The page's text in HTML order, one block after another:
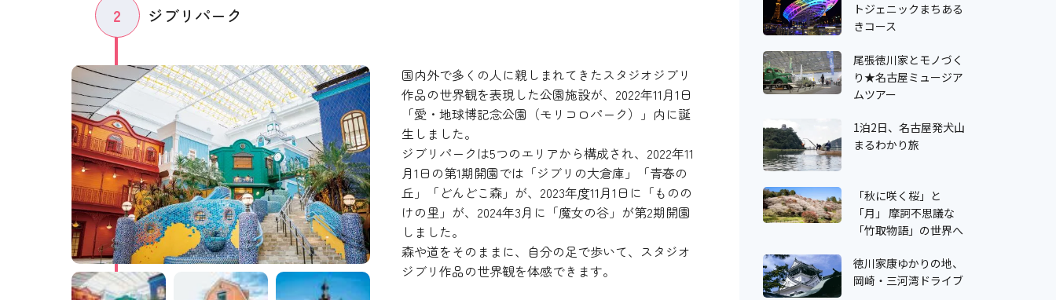
2 ジブリパーク
国内外で多くの人に親しまれてきたスタジオジブリ
作品の世界観を表現した公園施設が、2022年11月1日
「愛・地球博記念公園（モリコロパーク）」内に誕
生しました。
ジブリパークは5つのエリアから構成され、2022年11
月1日の第1期開園では「ジブリの大倉庫」「青春の
丘」「どんどこ森」が、2023年度11月1日に「ものの
けの里」が、2024年3月に「魔女の谷」が第2期開園
しました。
森や道をそのままに、自分の足で歩いて、スタジオ
ジブリ作品の世界観を体感できます。
トジェニックまちある
きコース
尾張徳川家とモノづく
り★名古屋ミュージア
ムツアー
1泊2日、名古屋発犬山
まるわかり旅
「秋に咲く桜」と
「月」 摩訶不思議な
「竹取物語」の世界へ
徳川家康ゆかりの地、
岡崎・三河湾ドライブ